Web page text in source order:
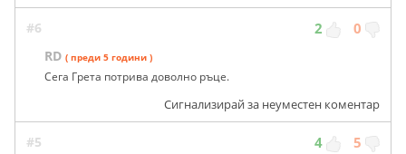
#6 2 0
RD ( преди 5 години )
Сега Грета потрива доволно ръце.
Сигнализирай за неуместен коментар
#5 4 5